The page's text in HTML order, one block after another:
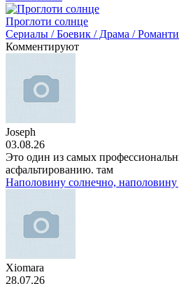
Проглоти солнце
Сериалы / Боевик / Драма /
Комментируют
Joseph
03.08.26
Это один из самых
асфальтированию. там
Наполовину солнечно,
Xiomara
28.07.26